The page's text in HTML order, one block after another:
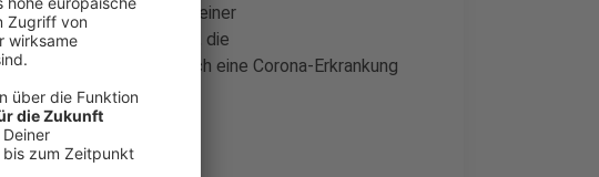
möchte, kann das mit einer
Auch wenn es lästig ist, die
und prüfen, ob auch eine Corona-Erkrankung
Verträge.